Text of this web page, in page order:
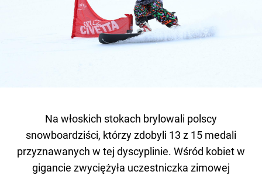
Na włoskich stokach brylowali polscy
snowboardziści, którzy zdobyli 13 z 15 medali
przyznawanych w tej dyscyplinie. Wśród kobiet w
gigancie zwyciężyła uczestniczka zimowej